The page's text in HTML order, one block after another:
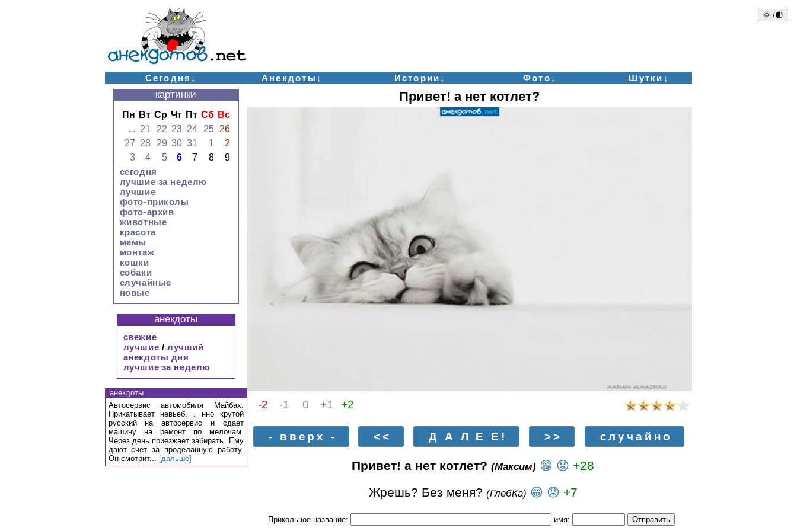
🌞 /🌒
Сегодня↓ Анекдоты↓ Истории↓ Фото↓ Шутки↓
Привет! а нет котлет?
-2 -1 0 +1 +2
- вверх - << Д А Л Е Е! >> случайно
Привет! а нет котлет? (Максим) 😁 😟 +28
Жрешь? Без меня? (ГлебКа) 😁 😟 +7
Прикольное название: имя:
картинки
Пн Вт Ср Чт Пт Сб Вс
... 21 22 23 24 25
26
27 28 29 30 31 1
2
3
4 5 6 7 8
9
сегодня
лучшие за неделю
лучшие
фото-приколы
фото-архив
животные
красота
мемы
монтаж
кошки
собаки
случайные
новые
анекдоты
свежие
лучшие / лучший
анекдоты дня
лучшие за неделю
анекдоты
Автосервис автомобиля Майбах.
Прикатывает невьеб. . нно крутой
русский на автосервис и сдает
машину на ремонт по мелочам.
Через день приезжает забирать. Ему
дают счет за проделанную работу.
Он смотрит... [дальше]